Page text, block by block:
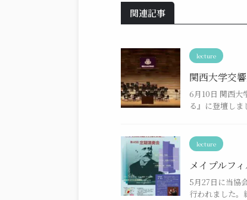
関連記事
lecture
関西大学交
6月10日 関西大
る』に登壇しま
lecture
メイプルフ
5月27日に当協
行われました。